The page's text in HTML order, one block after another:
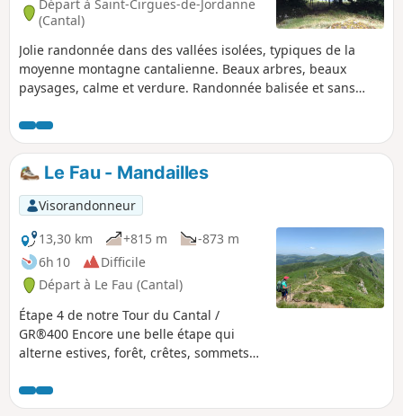
idéal pour les amoureux de randonnée
Départ à Saint-Cirgues-de-Jordanne
(Cantal)
Jolie randonnée dans des vallées isolées, typiques de la
moyenne montagne cantalienne. Beaux arbres, beaux
paysages, calme et verdure. Randonnée balisée et sans
Le Fau - Mandailles
Visorandonneur
13,30 km
+815 m
-873 m
6h 10
Difficile
Départ à Le Fau (Cantal)
Étape 4 de notre Tour du Cantal /
GR®400 Encore une belle étape qui
alterne estives, forêt, crêtes, sommets
dénivelé positif comme négatif.
Prévoyez de l'eau, encore !